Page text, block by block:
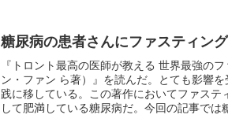
糖尿病の患者さんにファスティン
『トロント最高の医師が教える 世界最強の
ン・ファン ら著）』を読んだ。とても影響
践に移している。この著作においてファステ
して肥満している糖尿病だ。今回の記事では